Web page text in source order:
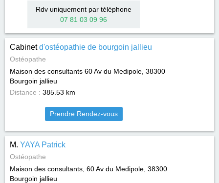
Rdv uniquement par téléphone
07 81 03 09 96
Cabinetd'ostéopathie de bourgoin jallieu
Ostéopathe
Maison des consultants 60 Av du Medipole, 38300
Bourgoin jallieu
Distance : 385.53 km
Prendre Rendez-vous
M. YAYA Patrick
Ostéopathe
Maison des consultants, 60 Av du Medipole, 38300
Bourgoin jallieu